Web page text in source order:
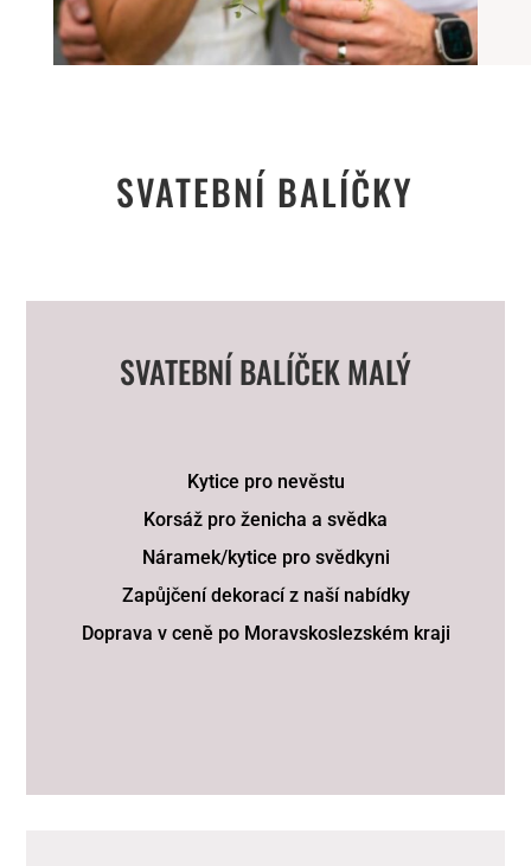
SVATEBNÍ BALÍČKY
SVATEBNÍ BALÍČEK MALÝ
Kytice pro nevěstu
Korsáž pro ženicha a svědka
Náramek/kytice pro svědkyni
Zapůjčení dekorací z naší nabídky
Doprava v ceně po Moravskoslezském kraji